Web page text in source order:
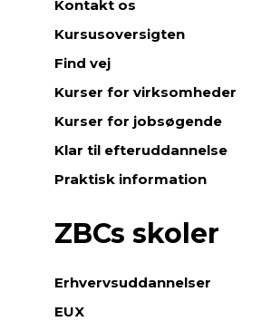
Kontakt os
Kursusoversigten
Find vej
Kurser for virksomheder
Kurser for jobsøgende
Klar til efteruddannelse
Praktisk information
ZBCs skoler
Erhvervsuddannelser
EUX